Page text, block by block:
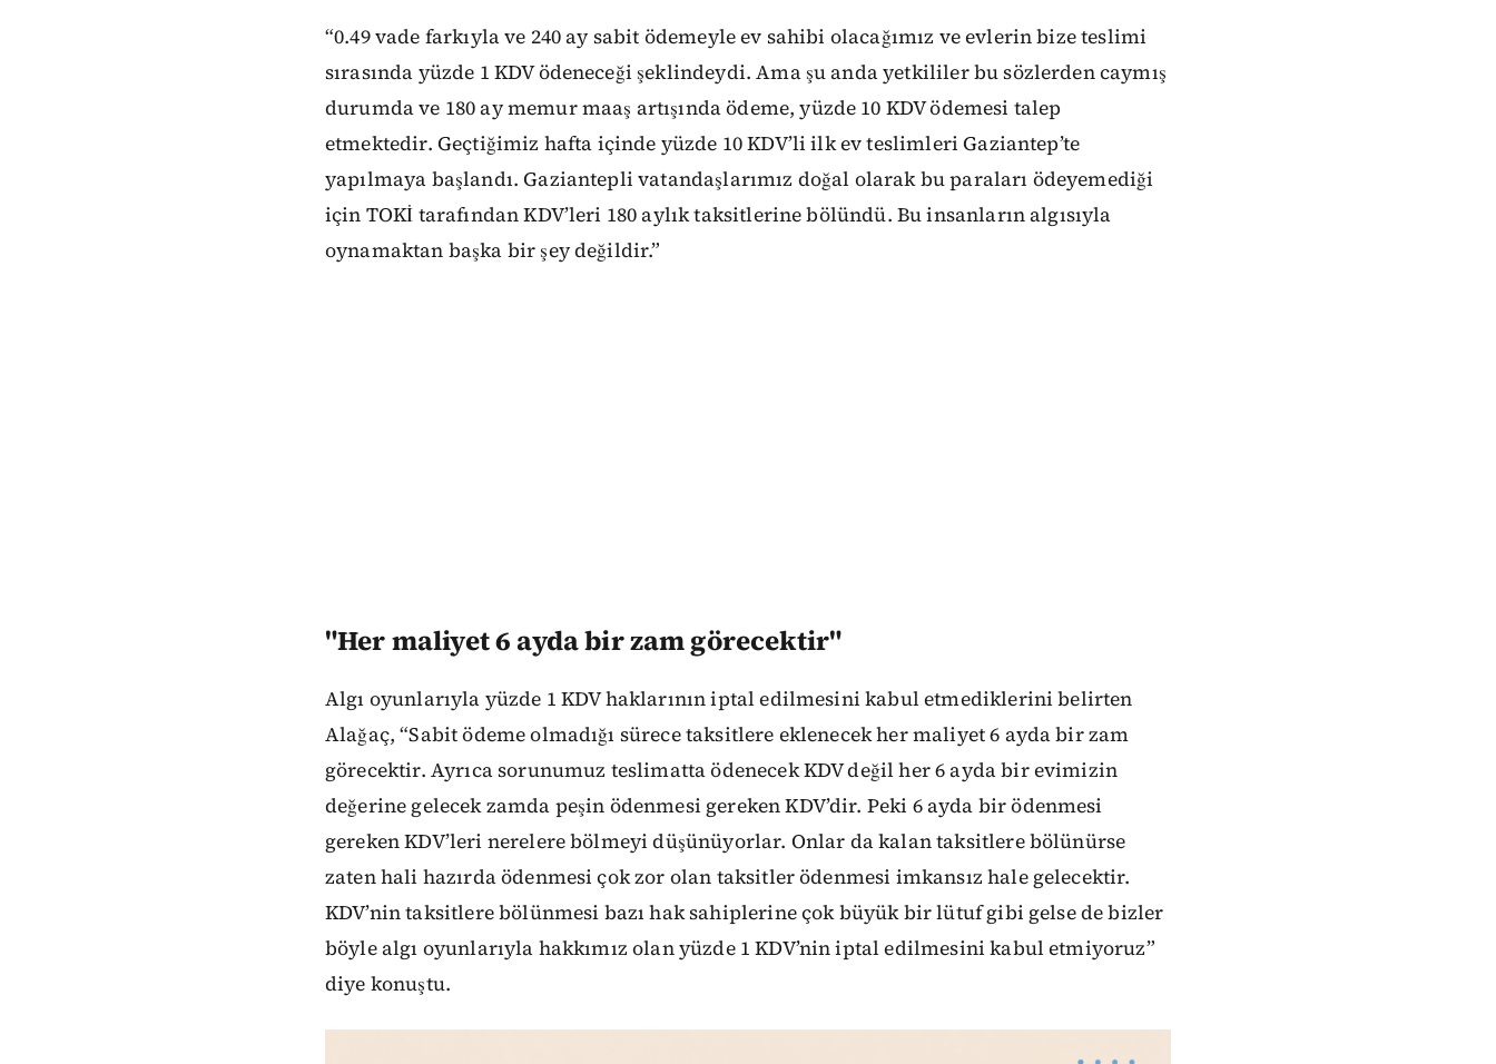
“0.49 vade farkıyla ve 240 ay sabit ödemeyle ev sahibi olacağımız ve evlerin bize teslimi
sırasında yüzde 1 KDV ödeneceği şeklindeydi. Ama şu anda yetkililer bu sözlerden caymış
durumda ve 180 ay memur maaş artışında ödeme, yüzde 10 KDV ödemesi talep
etmektedir. Geçtiğimiz hafta içinde yüzde 10 KDV’li ilk ev teslimleri Gaziantep’te
yapılmaya başlandı. Gaziantepli vatandaşlarımız doğal olarak bu paraları ödeyemediği
için TOKİ tarafından KDV’leri 180 aylık taksitlerine bölündü. Bu insanların algısıyla
oynamaktan başka bir şey değildir.”
"Her maliyet 6 ayda bir zam görecektir"
Algı oyunlarıyla yüzde 1 KDV haklarının iptal edilmesini kabul etmediklerini belirten
Alağaç, “Sabit ödeme olmadığı sürece taksitlere eklenecek her maliyet 6 ayda bir zam
görecektir. Ayrıca sorunumuz teslimatta ödenecek KDV değil her 6 ayda bir evimizin
değerine gelecek zamda peşin ödenmesi gereken KDV’dir. Peki 6 ayda bir ödenmesi
gereken KDV’leri nerelere bölmeyi düşünüyorlar. Onlar da kalan taksitlere bölünürse
zaten hali hazırda ödenmesi çok zor olan taksitler ödenmesi imkansız hale gelecektir.
KDV’nin taksitlere bölünmesi bazı hak sahiplerine çok büyük bir lütuf gibi gelse de bizler
böyle algı oyunlarıyla hakkımız olan yüzde 1 KDV’nin iptal edilmesini kabul etmiyoruz”
diye konuştu.